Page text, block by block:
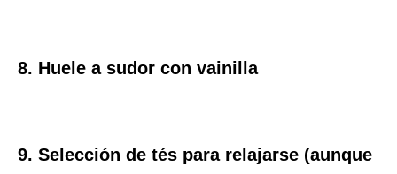
8. Huele a sudor con vainilla
9. Selección de tés para relajarse (aunque